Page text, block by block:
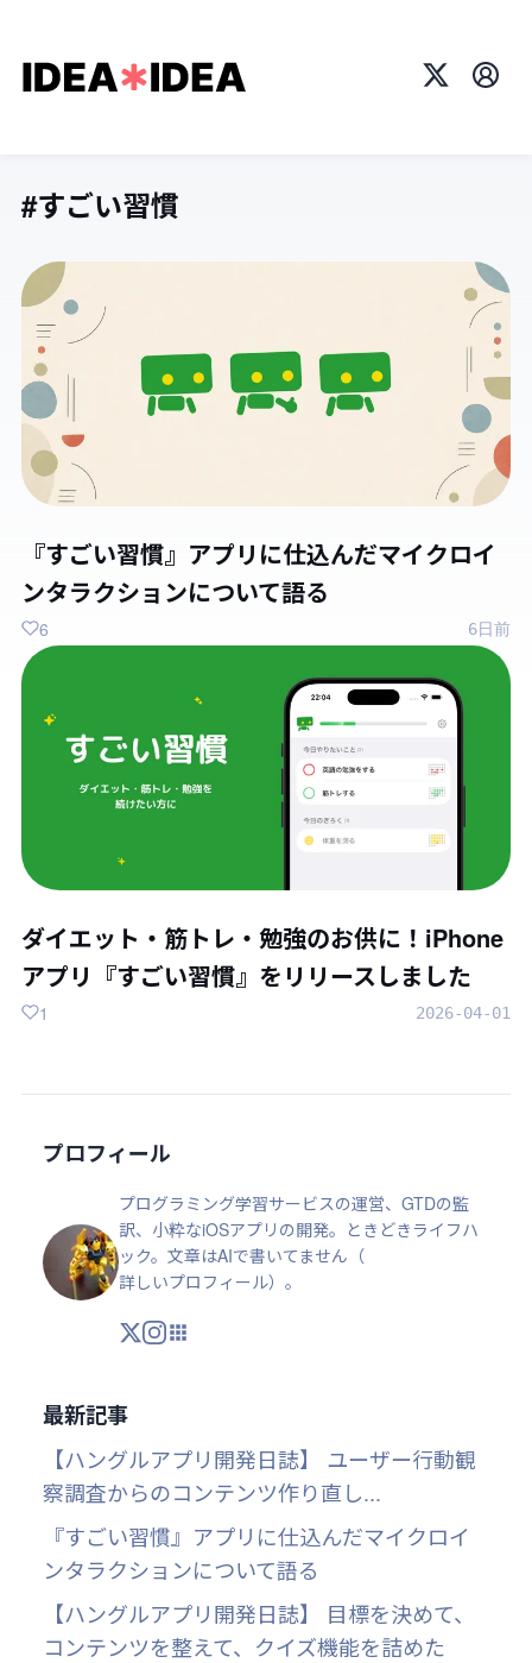
X プロ
#すごい習慣
『すごい習慣』アプリに仕込んだマイクロイ
ンタラクションについて語る
6日前
6
ダイエット・筋トレ・勉強のお供に！iPhone
アプリ『すごい習慣』をリリースしました
2026-04-01
1
プロフィール
プログラミング学習サービスの運営、GTDの監
訳、小粋なiOSアプリの開発。ときどきライフハ
ック。文章はAIで書いてません（
詳しいプロフィール）。
X Instagram
アプリ・ツール
最新記事
【ハングルアプリ開発日誌】 ユーザー行動観
察調査からのコンテンツ作り直し...
『すごい習慣』アプリに仕込んだマイクロイ
ンタラクションについて語る
【ハングルアプリ開発日誌】 目標を決めて、
コンテンツを整えて、クイズ機能を詰めた